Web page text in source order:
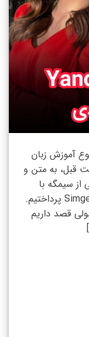
آموزش زبان
قبل، به متن و
از سیمگه با
ترجمه استاد امیر گلرخی | Simge Sağın Yanki پرداختیم.
قصد داریم